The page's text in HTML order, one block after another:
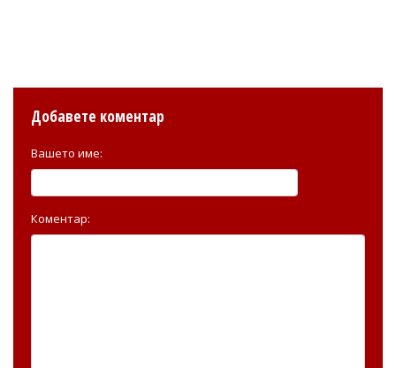
Добавете коментар
Вашето име:
Коментар: